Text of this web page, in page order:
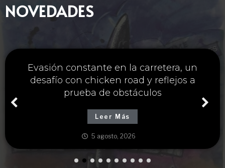
NOVEDADES
Única estrategia y chicken road casino
para maximizar ganancias cruzando
carreteras peligrosas
Leer Más
5 agosto, 2026